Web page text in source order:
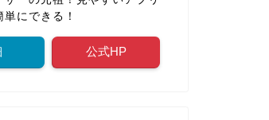
にできる！
公式HP